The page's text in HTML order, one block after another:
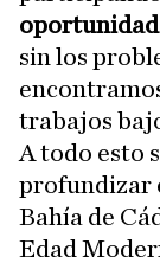
sin los
trabajos
A todo esto
profundizar
Bahía de
Edad